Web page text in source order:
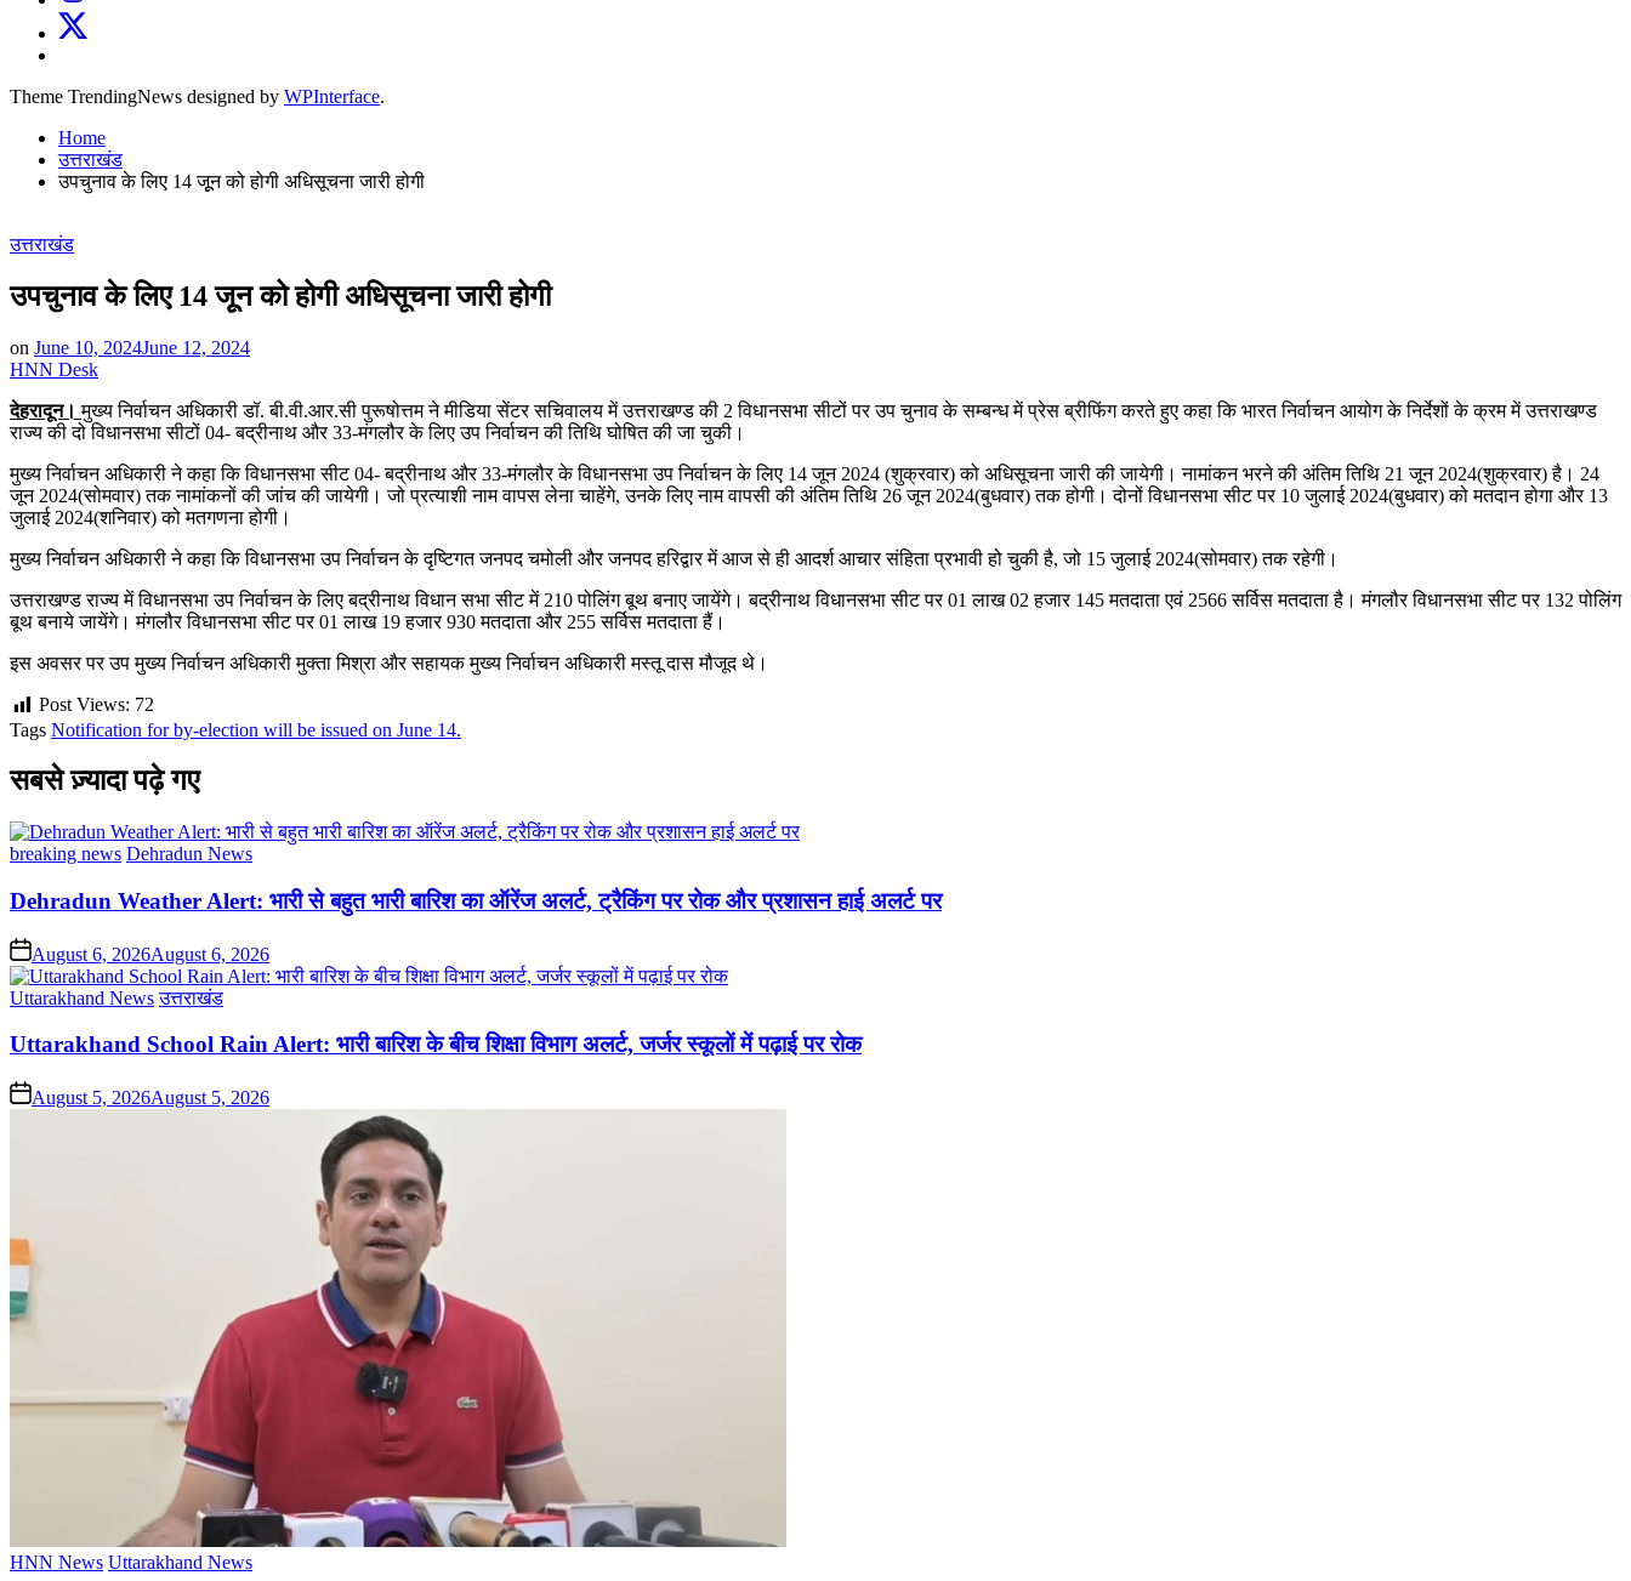
X
Theme TrendingNews designed by WPInterface.
Home
उत्तराखंड
उपचुनाव के लिए 14 जूून को होगी अधिसूचना जारी होगी
Posted
उत्तराखंड
उपचुनाव के लिए 14 जूून को होगी अधिसूचना जारी होगी
on June 10, 2024June 12, 2024
HNN Desk
देहरादून।मुख्य निर्वाचन अधिकारी डॉ. बी.वी.आर.सी पुरूषोत्तम ने मीडिया सेंटर सचिवालय में उत्तराखण्ड की 2 विधानसभा सीटों पर उप चुनाव के सम्बन्ध में प्रेस ब्रीफिंग करते हुए कहा कि भारत निर्वाचन आयोग के निर्देशों के क्रम में उत्तराखण्ड
राज्य की दो विधानसभा सीटों 04- बद्रीनाथ और 33-मंगलौर के लिए उप निर्वाचन की तिथि घोषित की जा चुकी।
मुख्य निर्वाचन अधिकारी ने कहा कि विधानसभा सीट 04- बद्रीनाथ और 33-मंगलौर के विधानसभा उप निर्वाचन के लिए 14 जून 2024 (शुक्रवार) को अधिसूचना जारी की जायेगी। नामांकन भरने की अंतिम तिथि 21 जून 2024(शुक्रवार) है। 24
जून 2024(सोमवार) तक नामांकनों की जांच की जायेगी। जो प्रत्याशी नाम वापस लेना चाहेंगे, उनके लिए नाम वापसी की अंतिम तिथि 26 जून 2024(बुधवार) तक होगी। दोनों विधानसभा सीट पर 10 जुलाई 2024(बुधवार) को मतदान होगा और 13
जुलाई 2024(शनिवार) को मतगणना होगी।
मुख्य निर्वाचन अधिकारी ने कहा कि विधानसभा उप निर्वाचन के दृष्टिगत जनपद चमोली और जनपद हरिद्वार में आज से ही आदर्श आचार संहिता प्रभावी हो चुकी है, जो 15 जुलाई 2024(सोमवार) तक रहेगी।
उत्तराखण्ड राज्य में विधानसभा उप निर्वाचन के लिए बद्रीनाथ विधान सभा सीट में 210 पोलिंग बूथ बनाए जायेंगे। बद्रीनाथ विधानसभा सीट पर 01 लाख 02 हजार 145 मतदाता एवं 2566 सर्विस मतदाता है। मंगलौर विधानसभा सीट पर 132 पोलिंग
बूथ बनाये जायेंगे। मंगलौर विधानसभा सीट पर 01 लाख 19 हजार 930 मतदाता और 255 सर्विस मतदाता हैं।
इस अवसर पर उप मुख्य निर्वाचन अधिकारी मुक्ता मिश्रा और सहायक मुख्य निर्वाचन अधिकारी मस्तू दास मौजूद थे।
Post Views: 72
Tags Notification for by-election will be issued on June 14.
सबसे ज़्यादा पढ़े गए
Posted
breaking news Dehradun News
Dehradun Weather Alert: भारी से बहुत भारी बारिश का ऑरेंज अलर्ट, ट्रैकिंग पर रोक और प्रशासन हाई अलर्ट पर
on August 6, 2026August 6, 2026
Posted
Uttarakhand News उत्तराखंड
Uttarakhand School Rain Alert: भारी बारिश के बीच शिक्षा विभाग अलर्ट, जर्जर स्कूलों में पढ़ाई पर रोक
on August 5, 2026August 5, 2026
Posted
HNN News Uttarakhand News